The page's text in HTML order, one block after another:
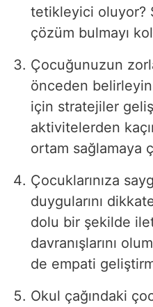
tetikleyici oluyor?
çözüm bulmayı
Çocuğunuzun
önceden
için stratejiler
aktivitelerden
ortam sağlamaya
Çocuklarınıza
duygularını
dolu bir şekilde
davranışlarını
de empati
Okul çağındaki